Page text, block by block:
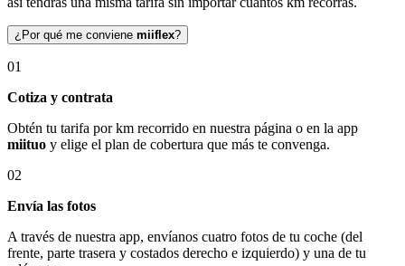
¿Por qué me conviene miiflex?
01
Cotiza y contrata
Obtén tu tarifa por km recorrido en nuestra página o en la app
miituo y elige el plan de cobertura que más te convenga.
02
Envía las fotos
A través de nuestra app, envíanos cuatro fotos de tu coche (del
frente, parte trasera y costados derecho e izquierdo) y una de tu